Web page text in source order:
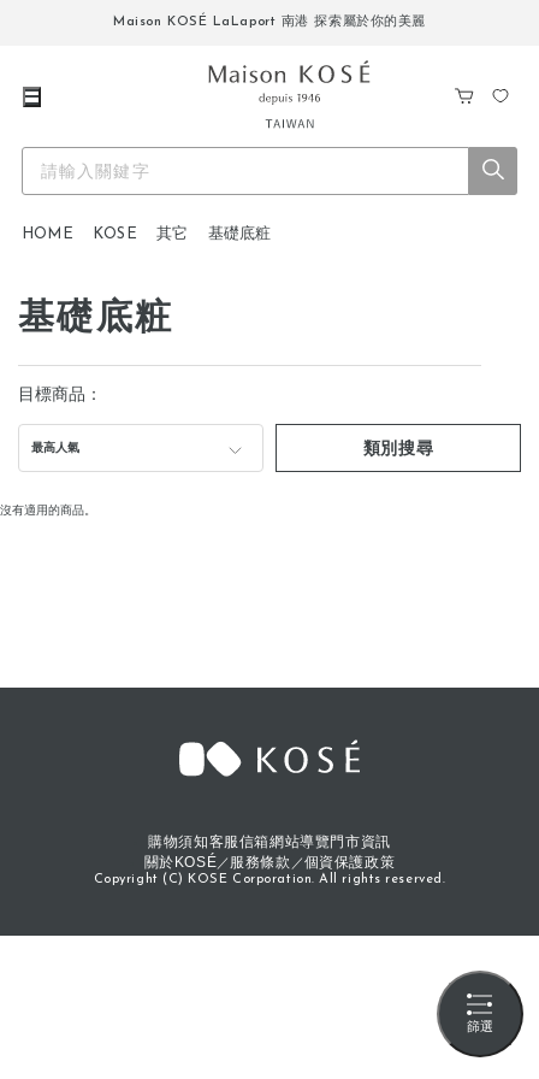
Maison KOSÉ LaLaport 南港 探索屬於你的美麗
HOME KOSE 其它 基礎底粧
篩選
基礎底粧
目標商品：
最高人氣 類別搜尋
沒有適用的商品。
購物須知客服信箱網站導覽門市資訊
關於KOSÉ
服務條款 個資保護政策
Copyright (C) KOSE Corporation. All rights reserved.